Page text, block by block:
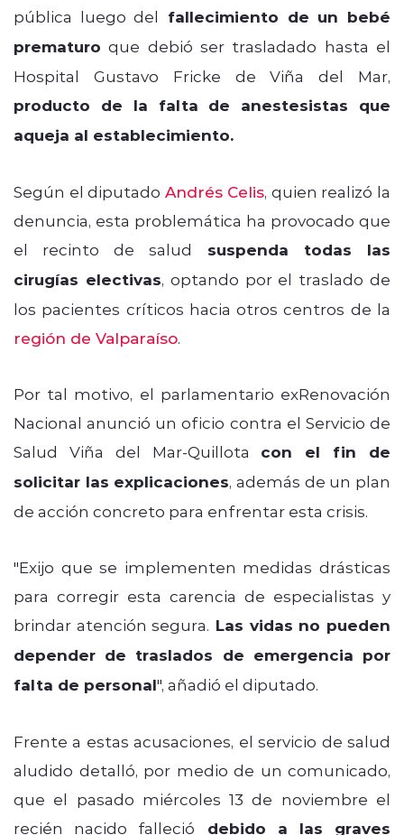
pública luego del fallecimiento de un bebé
prematuro que debió ser trasladado hasta el
Hospital Gustavo Fricke de Viña del Mar,
producto de la falta de anestesistas que
aqueja al establecimiento.
Según el diputado Andrés Celis, quien realizó la
denuncia, esta problemática ha provocado que
el recinto de salud
suspenda todas las
cirugías electivas, optando por el traslado de
los pacientes críticos hacia otros centros de la
región de Valparaíso.
Por tal motivo, el parlamentario exRenovación
Nacional anunció un oficio contra el Servicio de
Salud Viña del Mar-Quillota con el fin de
solicitar las explicaciones, además de un plan
de acción concreto para enfrentar esta crisis.
"Exijo que se implementen medidas drásticas
para corregir esta carencia de especialistas y
brindar atención segura. Las vidas no pueden
depender de traslados de emergencia por
falta de personal", añadió el diputado.
Frente a estas acusaciones, el servicio de salud
aludido detalló, por medio de un comunicado,
que el pasado miércoles 13 de noviembre el
recién nacido falleció debido a las graves